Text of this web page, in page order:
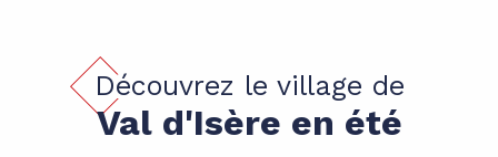
Découvrez le village de
Val d'Isère en été